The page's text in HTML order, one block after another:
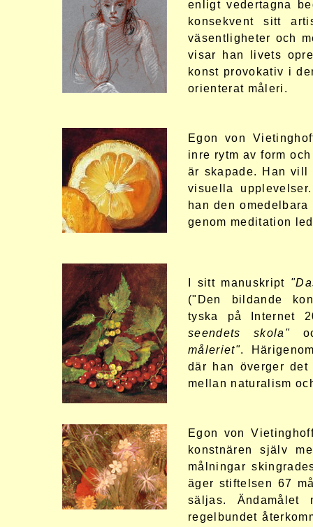
enligt vedertagna
konsekvent sitt
väsentligheter och
visar han livets
konst provokativ i
orienterat måleri.
Egon von
inre rytm av form
är skapade. Han vill
visuella
han den
genom meditation
I sitt manuskript
(" Den bildande
tyska på Internet
seendets skola"
måleriet".
där han överger det
mellan naturalism
Egon von
konstnären själv
målningar
äger stiftelsen 67
säljas.
regelbundet